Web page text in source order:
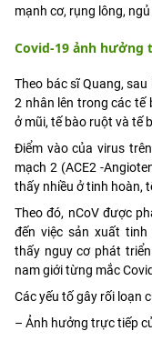
mạnh cơ, rụng lông,
Covid-19 ảnh hưởng
Theo bác sĩ Quang,
2 nhân lên trong các tế
ở mũi, tế bào ruột và tế
Điểm vào của virus
mạch 2 (ACE2 -
thấy nhiều ở tinh hoàn,
Theo đó, nCoV được
đến việc sản xuất
thấy nguy cơ phát
nam giới từng mắc
Các yếu tố gây rối loạn
– Ảnh hưởng trực tiếp